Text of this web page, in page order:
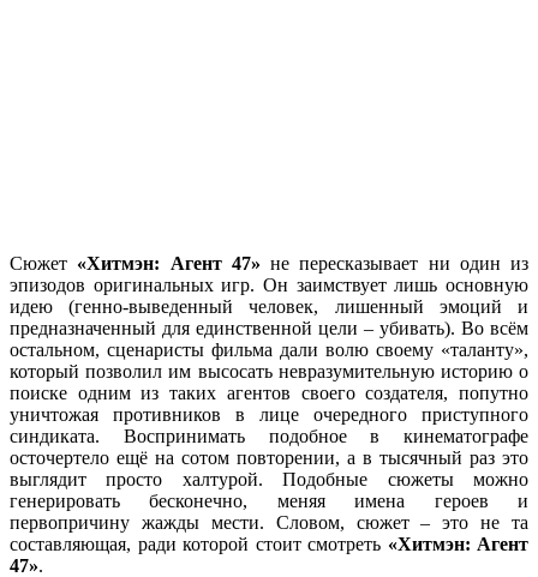
Сюжет «Хитмэн: Агент 47» не пересказывает ни один из
эпизодов оригинальных игр. Он заимствует лишь основную
идею (генно-выведенный человек, лишенный эмоций и
предназначенный для единственной цели – убивать). Во всём
остальном, сценаристы фильма дали волю своему «таланту»,
который позволил им высосать невразумительную историю о
поиске одним из таких агентов своего создателя, попутно
уничтожая противников в лице очередного приступного
синдиката. Воспринимать подобное в кинематографе
осточертело ещё на сотом повторении, а в тысячный раз это
выглядит просто халтурой. Подобные сюжеты можно
генерировать бесконечно, меняя имена героев и
первопричину жажды мести. Словом, сюжет – это не та
составляющая, ради которой стоит смотреть «Хитмэн: Агент
47».